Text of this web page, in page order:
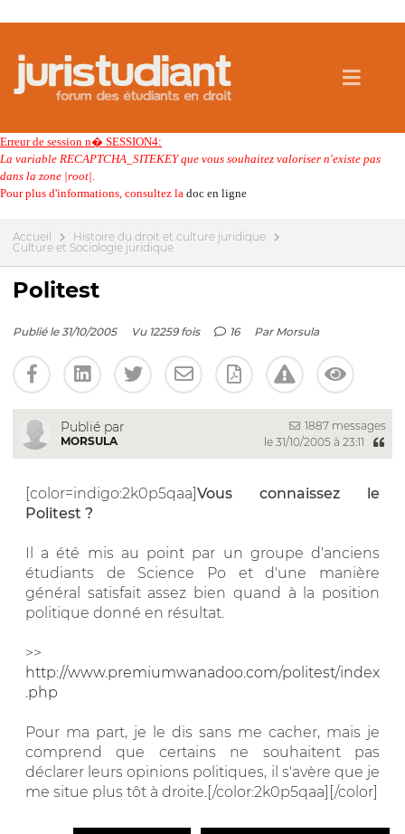
Erreur de session n� SESSION4:
La variable RECAPTCHA_SITEKEY que vous souhaitez valoriser n'existe pas
dans la zone |root|.
Pour plus d'informations, consultez la doc en ligne
Accueil
Histoire du droit et culture juridique
Culture et Sociologie juridique
Politest
Publié le 31/10/2005 Vu 12259 fois 16 Par Morsula
Publié par
MORSULA
1887 messages
le 31/10/2005 à 23:11
[color=indigo:2k0p5qaa]Vous connaissez le
Politest ?
Il a été mis au point par un groupe d'anciens
étudiants de Science Po et d'une manière
général satisfait assez bien quand à la position
politique donné en résultat.
>>
http://www.premiumwanadoo.com/politest/index
.php
Pour ma part, je le dis sans me cacher, mais je
comprend que certains ne souhaitent pas
déclarer leurs opinions politiques, il s'avère que je
me situe plus tôt à droite.[/color:2k0p5qaa][/color]